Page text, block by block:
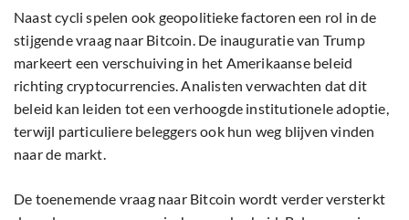
Naast cycli spelen ook geopolitieke factoren een rol in de
stijgende vraag naar Bitcoin. De inauguratie van Trump
markeert een verschuiving in het Amerikaanse beleid
richting cryptocurrencies. Analisten verwachten dat dit
beleid kan leiden tot een verhoogde institutionele adoptie,
terwijl particuliere beleggers ook hun weg blijven vinden
naar de markt.
De toenemende vraag naar Bitcoin wordt verder versterkt